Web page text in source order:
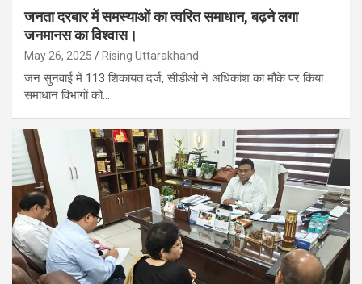
जनता दरबार में समस्याओं का त्वरित समाधान, बढ़ने लगा
जनमानस का विश्वास।
May 26, 2025 Rising Uttarakhand
जन सुनवाई में 113 शिकायत दर्ज, सीडीओ ने अधिकांश का मौके पर किया
समाधान विभागों को…